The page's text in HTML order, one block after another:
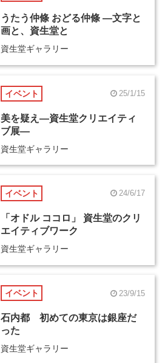
うたう仲條 おどる仲條 ―文字と
画と、資生堂と
資生堂ギャラリー
イベント 25/1/15
美を疑え―資生堂クリエイティ
ブ展―
資生堂ギャラリー
イベント 24/6/17
「オドル ココロ」 資生堂のクリ
エイティブワーク
資生堂ギャラリー
イベント 23/9/15
石内都 初めての東京は銀座だ
った
資生堂ギャラリー